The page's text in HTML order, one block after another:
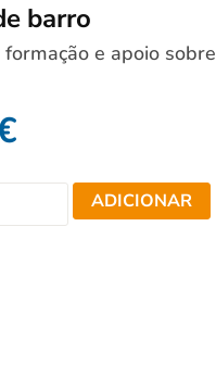
barro
e apoio
ADICIONAR